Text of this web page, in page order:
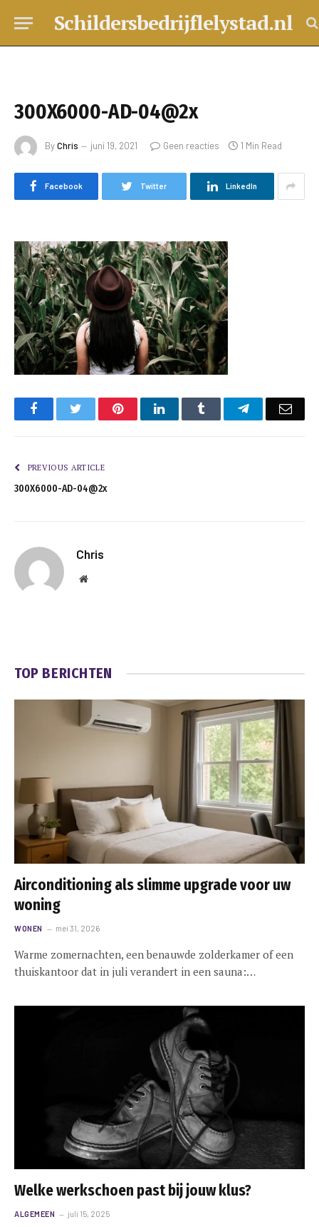
Schildersbedrijflelystad.nl
300X6000-AD-04@2x
ByChris juni 19, 2021 Geen reacties 1 Min Read
Facebook Twitter LinkedIn
FacebookTwitter PinterestLinkedIn Tumblr Telegram
PREVIOUS ARTICLE
300X6000-AD-04@2x
Chris
Website
TOP BERICHTEN
Airconditioning als slimme upgrade voor uw
woning
WONEN mei 31, 2026
Warme zomernachten, een benauwde zolderkamer of een
thuiskantoor dat in juli verandert in een sauna:…
Welke werkschoen past bij jouw klus?
ALGEMEEN juli 15, 2025